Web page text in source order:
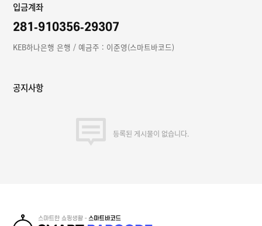
입금계좌
281-910356-29307
KEB하나은행 은행 / 예금주 : 이준영(스마트바코드)
공지사항
등록된 게시물이 없습니다.